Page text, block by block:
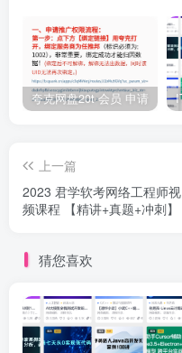
夸克网盘20t 会员 申请
上一篇
2023 君学软考网络工程师视
频课程 【精讲+真题+冲刺】
猜您喜欢